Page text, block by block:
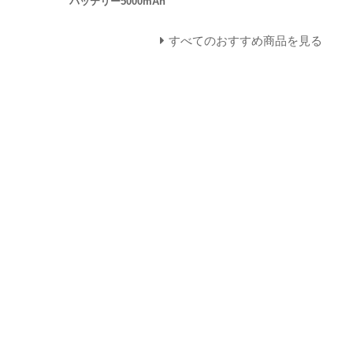
すべてのおすすめ商品を見る